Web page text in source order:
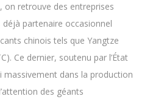
on retrouve des entreprises
partenaire occasionnel
chinois tels que Yangtze
Ce dernier, soutenu par l’État
dans la production
des géants